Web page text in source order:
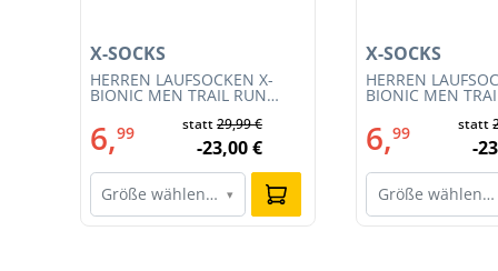
HERREN LAUFSOCKEN X-
BIONIC MEN TRAIL RUN
R019)
X-SOCKS
6,99 statt29,99 €
-23,00 €
Größe wählen… ▾
HERREN
BIONIC MEN
011)
X-SOCKS
6,99 statt
-
Größe wählen…